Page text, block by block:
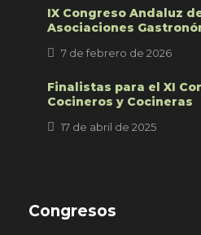
IX Congreso Andaluz
Asociaciones
7 de febrero de 2026
Finalistas para el XI
Cocineros y Cocineras
17 de abril de 2025
Congresos